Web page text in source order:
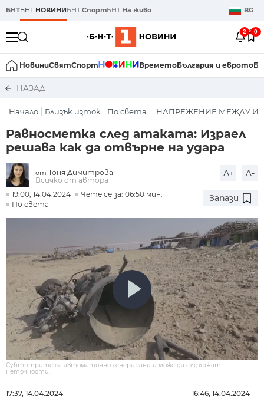
БНТБНТ НОВИНИБНТСпортБНТ На живо BG
2 0
НовиниСвятСпорт ВреметоБългария и еврото
НАЗАД
Начало Близък изток По света НАПРЕЖЕНИЕ МЕЖДУ
Равносметка след атаката: Израел
решава как да отвърне на удара
от Тоня Димитрова
Всичко от автора
A+ A-
19:00, 14.04.2024
Чете се за: 06:50 мин.
По света
Запази
Субтитрите са автоматично генерирани и може да съдържат
неточности.
17:37, 14.04.2024 16:46, 14.04.2024